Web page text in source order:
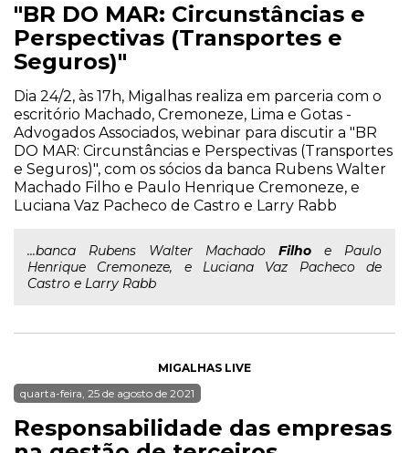
"BR DO MAR: Circunstâncias e
Perspectivas (Transportes e
Seguros)"
Dia 24/2, às 17h, Migalhas realiza em parceria com o
escritório Machado, Cremoneze, Lima e Gotas -
Advogados Associados, webinar para discutir a "BR
DO MAR: Circunstâncias e Perspectivas (Transportes
e Seguros)", com os sócios da banca Rubens Walter
Machado Filho e Paulo Henrique Cremoneze, e
Luciana Vaz Pacheco de Castro e Larry Rabb
...banca Rubens Walter Machado Filho e Paulo
Henrique Cremoneze, e Luciana Vaz Pacheco de
Castro e Larry Rabb
MIGALHAS LIVE
quarta-feira, 25 de agosto de 2021
Responsabilidade das empresas